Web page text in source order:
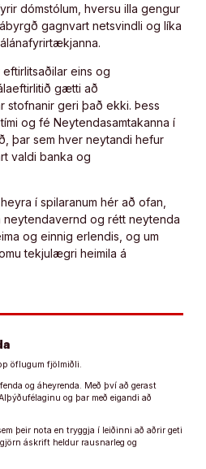
dómstólum, hversu illa gengur
gagnvart netsvindli og líka
eins og
gætti að
stofnanir geri það ekki. Þess
og fé Neytendasamtakanna í
þar sem hver neytandi hefur
valdi banka og
í spilaranum hér að ofan,
neytendavernd og rétt neytenda
og einnig erlendis, og um
tekjulægri heimila á
öflugum fjölmiðli.
og áheyrenda. Með því að gerast
og þar með eigandi að
þeir nota en tryggja í leiðinni að aðrir geti
áskrift heldur rausnarleg og